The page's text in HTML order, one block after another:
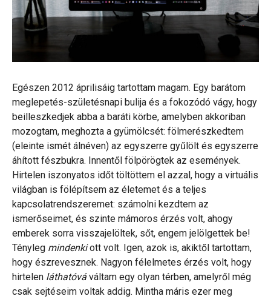
Egészen 2012 áprilisáig tartottam magam. Egy barátom
meglepetés-születésnapi bulija és a fokozódó vágy, hogy
beilleszkedjek abba a baráti körbe, amelyben akkoriban
mozogtam, meghozta a gyümölcsét: fölmerészkedtem
(eleinte ismét álnéven) az egyszerre gyűlölt és egyszerre
áhított fészbukra. Innentől fölpörögtek az események.
Hirtelen iszonyatos időt töltöttem el azzal, hogy a virtuális
világban is fölépítsem az életemet és a teljes
kapcsolatrendszeremet: számolni kezdtem az
ismerőseimet, és szinte mámoros érzés volt, ahogy
emberek sorra visszajelöltek, sőt, engem jelölgettek be!
Tényleg mindenkiott volt. Igen, azok is, akiktől tartottam,
hogy észrevesznek. Nagyon félelmetes érzés volt, hogy
hirtelen láthatóváváltam egy olyan térben, amelyről még
csak sejtéseim voltak addig. Mintha máris ezer meg